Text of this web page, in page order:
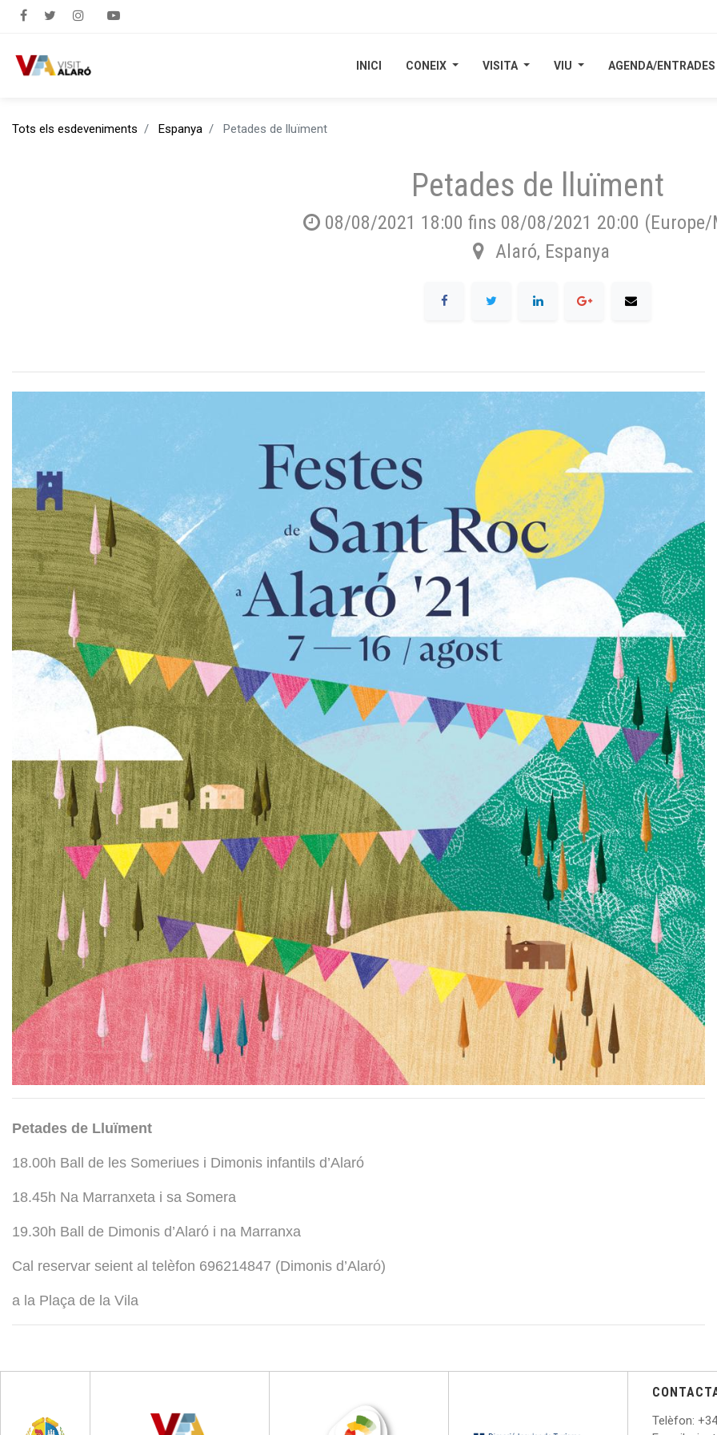
INICI CONEIX VISITA VIU AGENDA/ENTRADES
INICI CONEIX VISITA VIU AGENDA/ENTRADES
Tots els esdeveniments Espanya Petades de lluïment
Petades de lluïment
08/08/2021 18:00 fins 08/08/2021 20:00 (Europe/
Alaró, Espanya
Petades de Lluïment
18.00h Ball de les Someriues i Dimonis infantils d’Alaró
18.45h Na Marranxeta i sa Somera
19.30h Ball de Dimonis d’Alaró i na Marranxa
Cal reservar seient al telèfon 696214847 (Dimonis d’Alaró)
a la Plaça de la Vila
Telèfon: +